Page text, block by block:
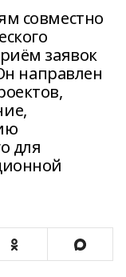
совместно
заявок
направлен
для